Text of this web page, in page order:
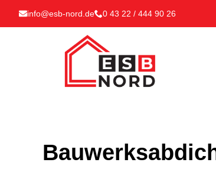
info@esb-nord.de 0 43 22 / 444 90 26